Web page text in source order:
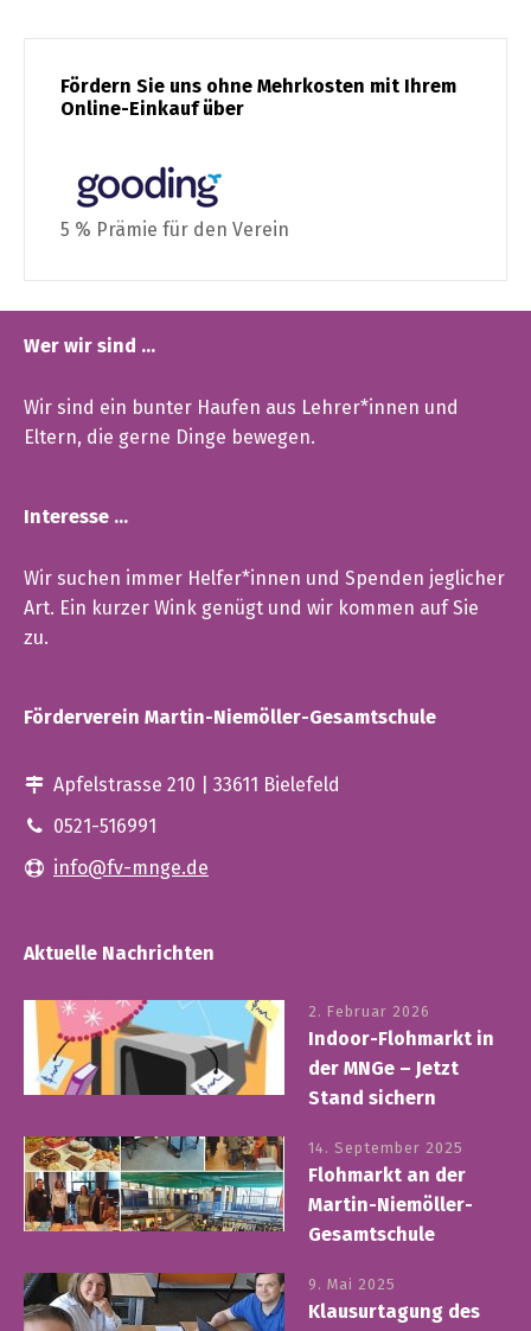
Fördern Sie uns ohne Mehrkosten mit Ihrem
Online-Einkauf über
5 % Prämie für den Verein
Wer wir sind …
Wir sind ein bunter Haufen aus Lehrer*innen und
Eltern, die gerne Dinge bewegen.
Interesse …
Wir suchen immer Helfer*innen und Spenden jeglicher
Art. Ein kurzer Wink genügt und wir kommen auf Sie
zu.
Förderverein Martin-Niemöller-Gesamtschule
Apfelstrasse 210 | 33611 Bielefeld
0521-516991
info@fv-mnge.de
Aktuelle Nachrichten
2. Februar 2026
Indoor-Flohmarkt in
der MNGe – Jetzt
Stand sichern
14. September 2025
Flohmarkt an der
Martin-Niemöller-
Gesamtschule
9. Mai 2025
Klausurtagung des